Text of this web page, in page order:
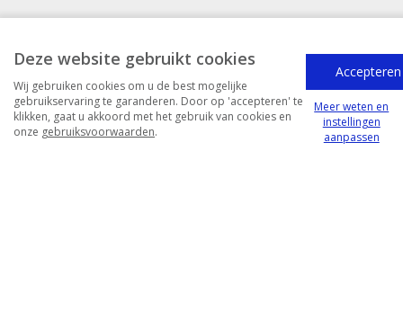
Contact
Inlichtingen Vertrouwelijkheid Gebruiksvoorwaarden
Cookies nstellingen
Deze website gebruikt cookies
Wij gebruiken cookies om u de best mogelijke
gebruikservaring te garanderen. Door op 'accepteren' te
klikken, gaat u akkoord met het gebruik van cookies en
onze gebruiksvoorwaarden.
Accepteren
Meer weten en
instellingen
aanpassen